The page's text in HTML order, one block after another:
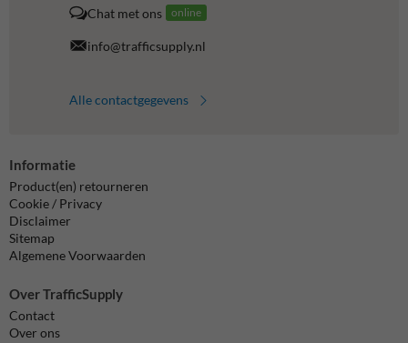
Chat met ons online
info@trafficsupply.nl
Alle contactgegevens
Informatie
Product(en) retourneren
Cookie / Privacy
Disclaimer
Sitemap
Algemene Voorwaarden
Over TrafficSupply
Contact
Over ons